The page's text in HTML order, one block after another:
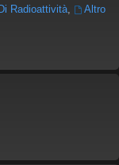
Radioattività,
Altro